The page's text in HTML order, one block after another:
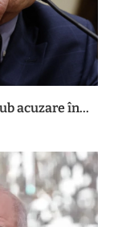
acuzare în...